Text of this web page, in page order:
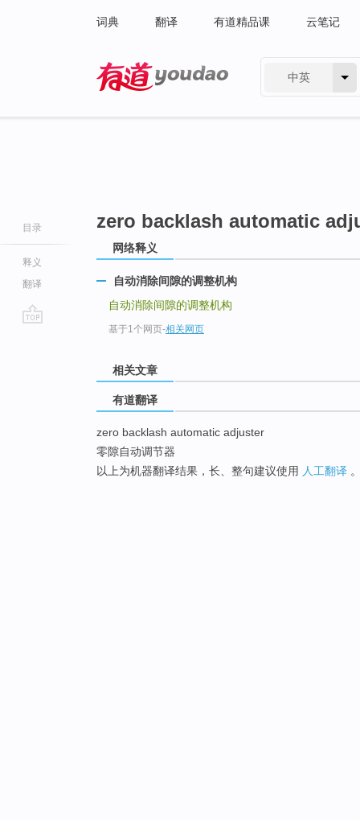
词典 翻译 有道精品课 云笔记
中英
目录
释义
翻译
zero backlash automatic
网络释义
自动消除间隙的调整机构
自动消除间隙的调整机构
基于1个网页-相关网页
相关文章
有道翻译
zero backlash automatic adjuster
零隙自动调节器
以上为机器翻译结果，长、整句建议使用 人工翻译